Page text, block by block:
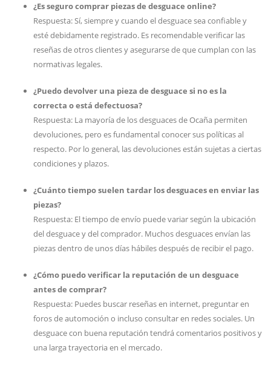
¿Es seguro comprar piezas de desguace online?
Respuesta: Sí, siempre y cuando el desguace sea confiable y
esté debidamente registrado. Es recomendable verificar las
reseñas de otros clientes y asegurarse de que cumplan con las
normativas legales.
¿Puedo devolver una pieza de desguace si no es la
correcta o está defectuosa?
Respuesta: La mayoría de los desguaces de Ocaña permiten
devoluciones, pero es fundamental conocer sus políticas al
respecto. Por lo general, las devoluciones están sujetas a ciertas
condiciones y plazos.
¿Cuánto tiempo suelen tardar los desguaces en enviar las
piezas?
Respuesta: El tiempo de envío puede variar según la ubicación
del desguace y del comprador. Muchos desguaces envían las
piezas dentro de unos días hábiles después de recibir el pago.
¿Cómo puedo verificar la reputación de un desguace
antes de comprar?
Respuesta: Puedes buscar reseñas en internet, preguntar en
foros de automoción o incluso consultar en redes sociales. Un
desguace con buena reputación tendrá comentarios positivos y
una larga trayectoria en el mercado.